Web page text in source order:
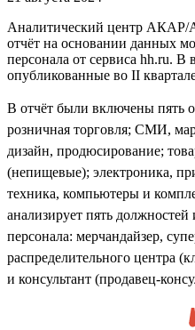
Аналитический центр
отчёт на основании данных
персонала от сервиса hh.ru.
опубликованные во II
В отчёт были включены пять
розничная торговля; СМИ,
дизайн, продюсирование;
(непищевые); электроника,
техника, компьютеры и
анализирует пять
персонала: мерчандайзер,
распределительного центра
и консультант (продавец-